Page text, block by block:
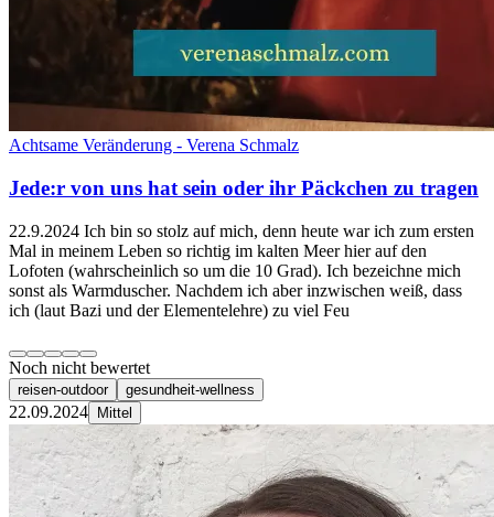
Achtsame Veränderung - Verena Schmalz
Jede:r von uns hat sein oder ihr Päckchen zu tragen
22.9.2024 Ich bin so stolz auf mich, denn heute war ich zum ersten
Mal in meinem Leben so richtig im kalten Meer hier auf den
Lofoten (wahrscheinlich so um die 10 Grad). Ich bezeichne mich
sonst als Warmduscher. Nachdem ich aber inzwischen weiß, dass
ich (laut Bazi und der Elementelehre) zu viel Feu
Noch nicht bewertet
reisen-outdoor gesundheit-wellness
22.09.2024 Mittel